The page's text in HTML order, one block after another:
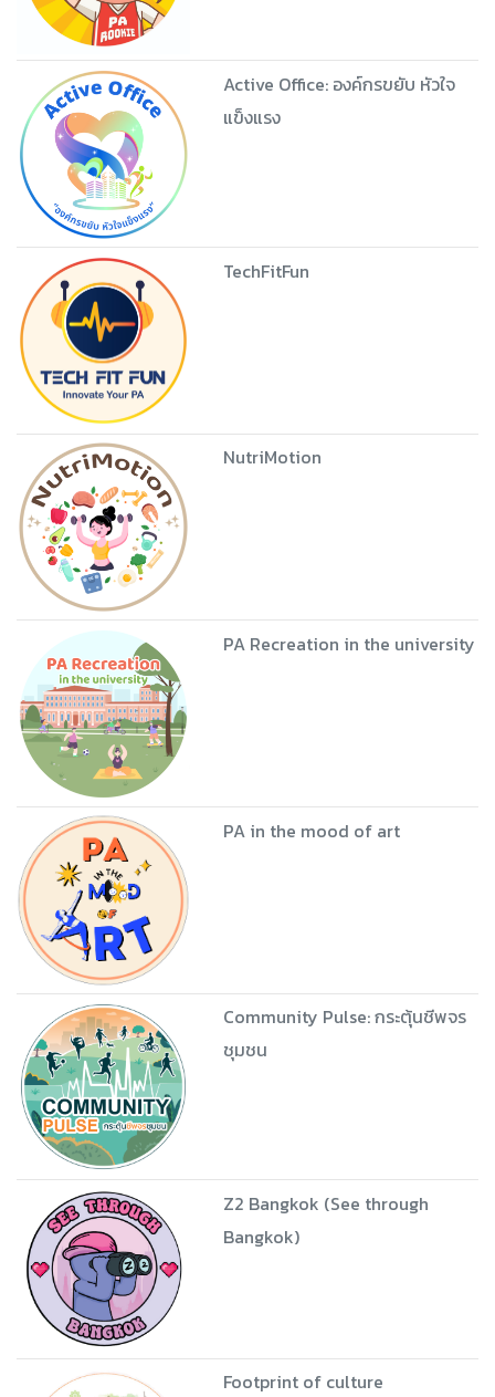
Active Office: องค์กรขยับ หัวใจ
แข็งแรง
TechFitFun
NutriMotion
PA Recreation in the university
PA in the mood of art
Community Pulse: กระตุ้นชีพจร
ชุมชน
Z2 Bangkok (See through
Bangkok)
Footprint of culture